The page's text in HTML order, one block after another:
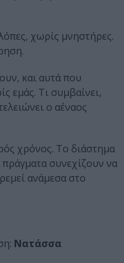
χωρίς μνηστήρες.
και αυτά που
εμάς. Τι συμβαίνει,
ο αέναος
χρόνος. Το διάστημα
πράγματα συνεχίζουν να
ανάμεσα στο
Νατάσσα